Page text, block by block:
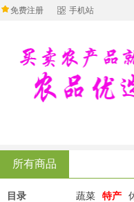
免费注册 手机站
所有商品
目录 蔬菜 特产